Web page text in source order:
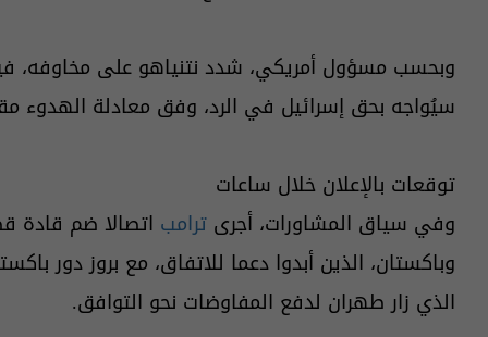
وبحسب مسؤول أمريكي، شدد نتنياهو على مخاوفه،
سيُواجه بحق إسرائيل في الرد، وفق معادلة الهدوء
توقعات بالإعلان خلال ساعات
وفي سياق المشاورات، أجرى ترامب اتصالا ضم قادة
وباكستان، الذين أبدوا دعما للاتفاق، مع بروز دور
الذي زار طهران لدفع المفاوضات نحو التوافق.